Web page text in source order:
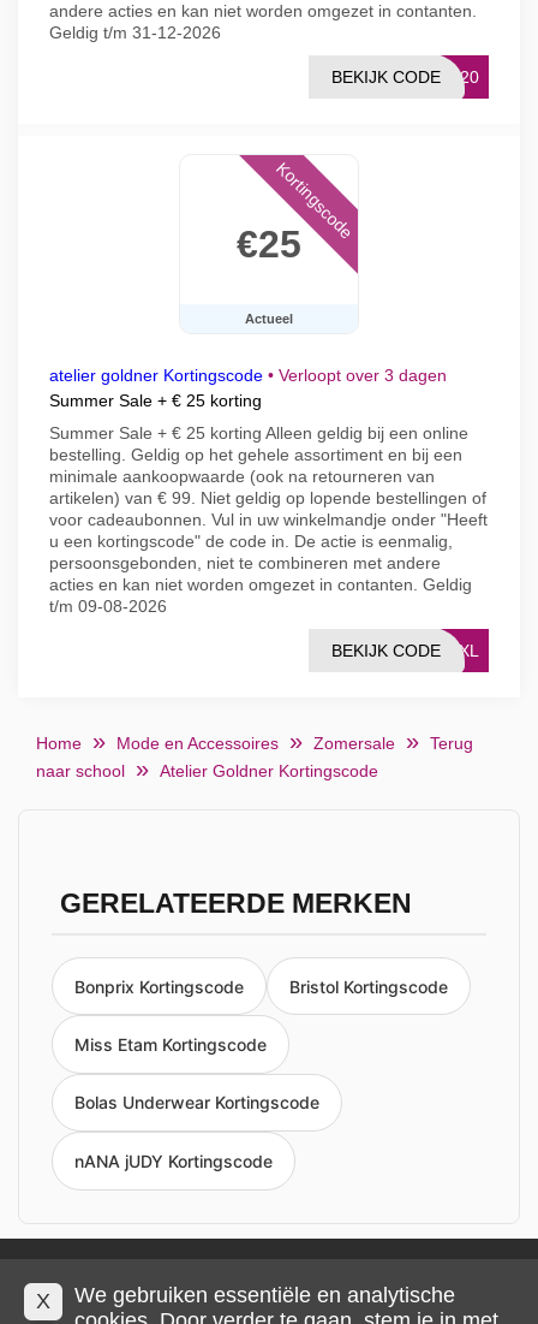
andere acties en kan niet worden omgezet in contanten.
Geldig t/m 31-12-2026
GH20
BEKIJK CODE
€25
Actueel
Kortingscode
atelier goldner Kortingscode • Verloopt over 3 dagen
Summer Sale + € 25 korting
Summer Sale + € 25 korting Alleen geldig bij een online
bestelling. Geldig op het gehele assortiment en bij een
minimale aankoopwaarde (ook na retourneren van
artikelen) van € 99. Niet geldig op lopende bestellingen of
voor cadeaubonnen. Vul in uw winkelmandje onder "Heeft
u een kortingscode" de code in. De actie is eenmalig,
persoonsgebonden, niet te combineren met andere
acties en kan niet worden omgezet in contanten. Geldig
t/m 09-08-2026
LEXL
BEKIJK CODE
Home Mode en Accessoires Zomersale
Terug
naar school
Atelier Goldner Kortingscode
GERELATEERDE MERKEN
Bonprix Kortingscode Bristol Kortingscode
Miss Etam Kortingscode
Bolas Underwear Kortingscode
nANA jUDY Kortingscode
Privacy en cookies Impressum Algemene voorwaarden
X
We gebruiken essentiële en analytische